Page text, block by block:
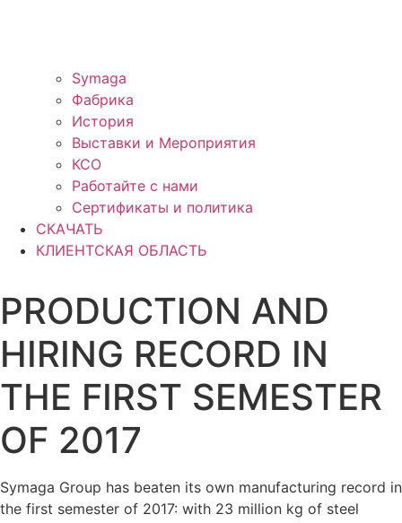
Symaga
Фабрика
История
Выставки и Мероприятия
КСО
Работайте с нами
Сертификаты и политика
СКАЧАТЬ
КЛИЕНТСКАЯ ОБЛАСТЬ
PRODUCTION AND
HIRING RECORD IN
THE FIRST SEMESTER
OF 2017
Symaga Group has beaten its own manufacturing record in
the first semester of 2017: with 23 million kg of steel